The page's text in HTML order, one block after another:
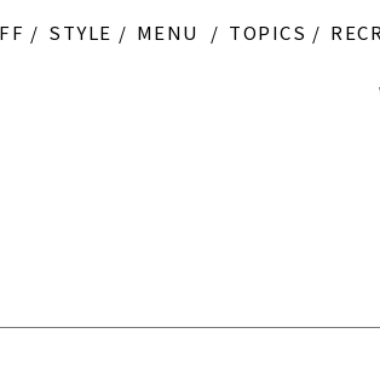
STYLE MENU TOPICS